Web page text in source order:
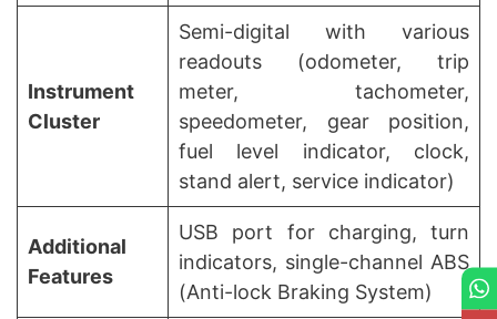
Instrument
Cluster
Semi-digital with various
readouts (odometer, trip
meter, tachometer,
speedometer, gear position,
fuel level indicator, clock,
stand alert, service indicator)
Additional
Features
USB port for charging, turn
indicators, single-channel ABS
(Anti-lock Braking System)